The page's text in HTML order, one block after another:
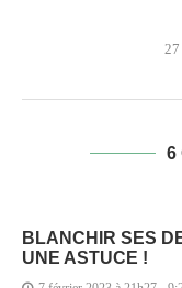
27
6
BLANCHIR SES
UNE ASTUCE !